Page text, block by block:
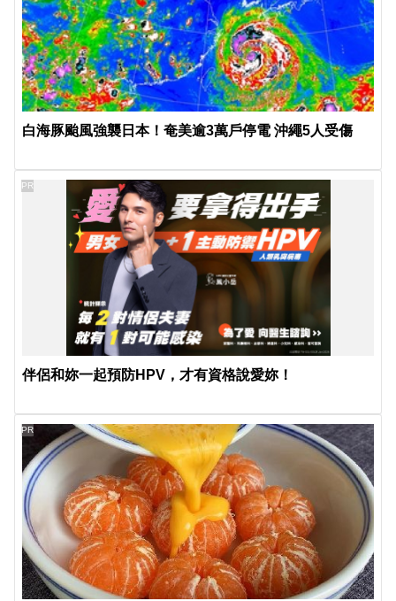
白海豚颱風強襲日本！奄美逾3萬戶停電 沖繩5人受傷
伴侶和妳一起預防HPV，才有資格說愛妳！
PR
PR